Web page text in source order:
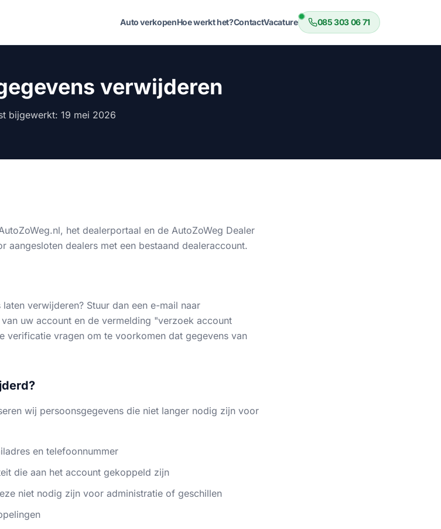
Auto verkopenHoe werkt het?ContactVacature 085 303 06 71
verwijderen
bijgewerkt: 19 mei 2026
het dealerportaal en de AutoZoWeg Dealer
aangesloten dealers met een bestaand dealeraccount.
verwijderen? Stuur dan een e-mail naar
uw account en de vermelding "verzoek account
verificatie vragen om te voorkomen dat gegevens van
wij persoonsgegevens die niet langer nodig zijn voor
en telefoonnummer
die aan het account gekoppeld zijn
niet nodig zijn voor administratie of geschillen